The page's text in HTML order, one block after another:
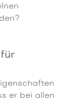
er bei allen